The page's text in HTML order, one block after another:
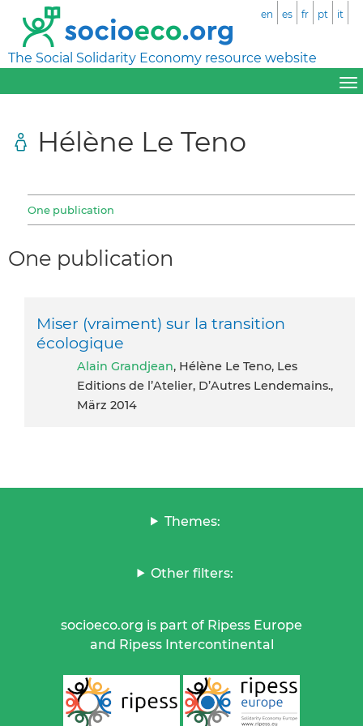
The Social Solidarity Economy resource website
en es fr pt it
Hélène Le Teno
One publication
One publication
Miser (vraiment) sur la transition
écologique
Alain Grandjean, Hélène Le Teno, Les
Editions de l’Atelier, D’Autres Lendemains.,
März 2014
Themes:
Other filters:
socioeco.org is part of Ripess Europe
and Ripess Intercontinental